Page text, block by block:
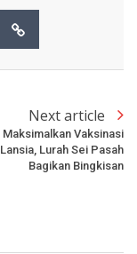
Next article
Maksimalkan Vaksinasi
Lansia, Lurah Sei Pasah
Bagikan Bingkisan